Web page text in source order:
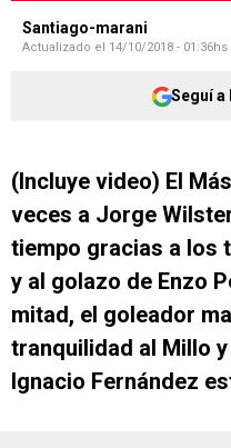
Santiago-marani
Actualizado el 14/10/2018 - 01:36hs
Seguí a
(Incluye video) El
veces a Jorge
tiempo gracias a los
y al golazo de Enzo
mitad, el goleador
tranquilidad al Millo
Ignacio Fernández